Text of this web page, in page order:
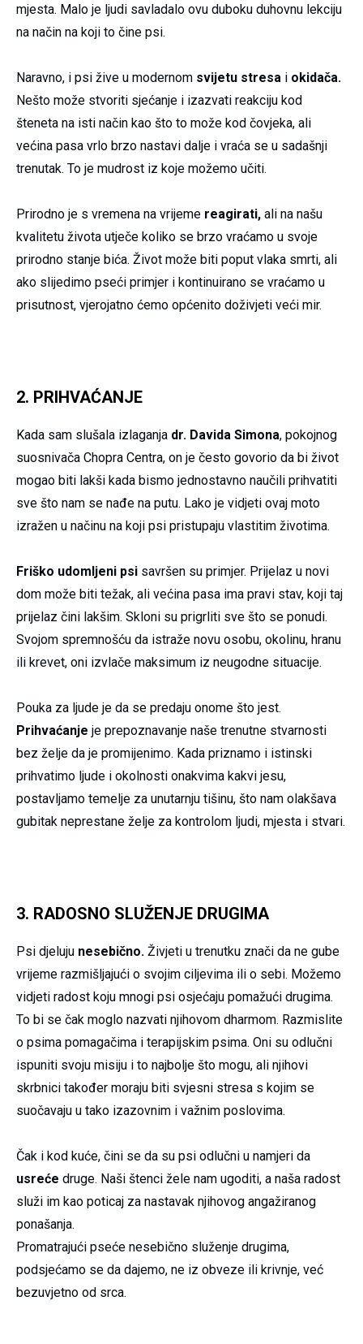
mjesta. Malo je ljudi savladalo ovu duboku duhovnu lekciju
na način na koji to čine psi.
Naravno, i psi žive u modernom svijetu stresa i okidača.
Nešto može stvoriti sjećanje i izazvati reakciju kod
šteneta na isti način kao što to može kod čovjeka, ali
većina pasa vrlo brzo nastavi dalje i vraća se u sadašnji
trenutak. To je mudrost iz koje možemo učiti.
Prirodno je s vremena na vrijeme reagirati, ali na našu
kvalitetu života utječe koliko se brzo vraćamo u svoje
prirodno stanje bića. Život može biti poput vlaka smrti, ali
ako slijedimo pseći primjer i kontinuirano se vraćamo u
prisutnost, vjerojatno ćemo općenito doživjeti veći mir.
2. PRIHVAĆANJE
Kada sam slušala izlaganja dr. Davida Simona, pokojnog
suosnivača Chopra Centra, on je često govorio da bi život
mogao biti lakši kada bismo jednostavno naučili prihvatiti
sve što nam se nađe na putu. Lako je vidjeti ovaj moto
izražen u načinu na koji psi pristupaju vlastitim životima.
Friško udomljeni psi savršen su primjer. Prijelaz u novi
dom može biti težak, ali većina pasa ima pravi stav, koji taj
prijelaz čini lakšim. Skloni su prigrliti sve što se ponudi.
Svojom spremnošću da istraže novu osobu, okolinu, hranu
ili krevet, oni izvlače maksimum iz neugodne situacije.
Pouka za ljude je da se predaju onome što jest.
Prihvaćanje je prepoznavanje naše trenutne stvarnosti
bez želje da je promijenimo. Kada priznamo i istinski
prihvatimo ljude i okolnosti onakvima kakvi jesu,
postavljamo temelje za unutarnju tišinu, što nam olakšava
gubitak neprestane želje za kontrolom ljudi, mjesta i stvari.
3. RADOSNO SLUŽENJE DRUGIMA
Psi djeluju nesebično. Živjeti u trenutku znači da ne gube
vrijeme razmišljajući o svojim ciljevima ili o sebi. Možemo
vidjeti radost koju mnogi psi osjećaju pomažući drugima.
To bi se čak moglo nazvati njihovom dharmom. Razmislite
o psima pomagačima i terapijskim psima. Oni su odlučni
ispuniti svoju misiju i to najbolje što mogu, ali njihovi
skrbnici također moraju biti svjesni stresa s kojim se
suočavaju u tako izazovnim i važnim poslovima.
Čak i kod kuće, čini se da su psi odlučni u namjeri da
usreće druge. Naši štenci žele nam ugoditi, a naša radost
služi im kao poticaj za nastavak njihovog angažiranog
ponašanja.
Promatrajući pseće nesebično služenje drugima,
podsjećamo se da dajemo, ne iz obveze ili krivnje, već
bezuvjetno od srca.